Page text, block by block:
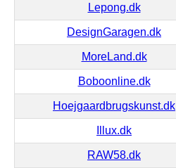
Lepong.dk
DesignGaragen.dk
MoreLand.dk
Boboonline.dk
Hoejgaardbrugskunst.dk
Illux.dk
RAW58.dk